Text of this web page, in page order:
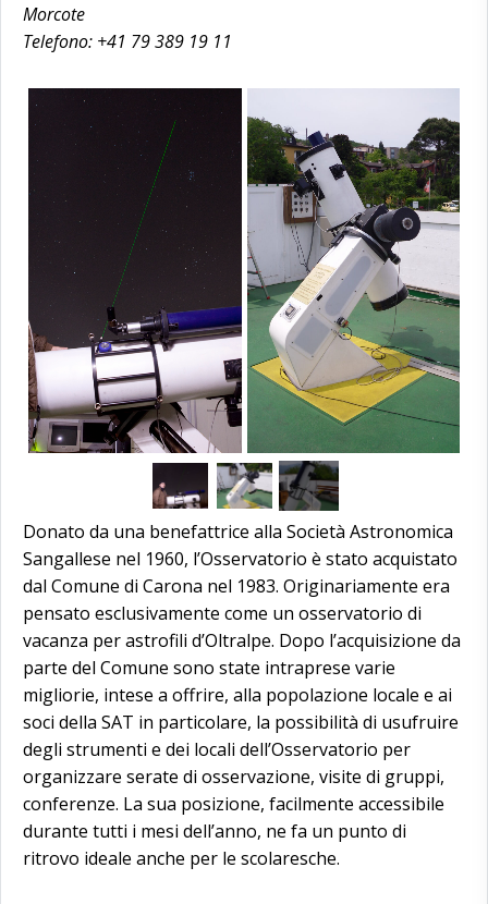
Morcote
Telefono: +41 79 389 19 11
Donato da una benefattrice alla Società Astronomica
Sangallese nel 1960, l’Osservatorio è stato acquistato
dal Comune di Carona nel 1983. Originariamente era
pensato esclusivamente come un osservatorio di
vacanza per astrofili d’Oltralpe. Dopo l’acquisizione da
parte del Comune sono state intraprese varie
migliorie, intese a offrire, alla popolazione locale e ai
soci della SAT in particolare, la possibilità di usufruire
degli strumenti e dei locali dell’Osservatorio per
organizzare serate di osservazione, visite di gruppi,
conferenze. La sua posizione, facilmente accessibile
durante tutti i mesi dell’anno, ne fa un punto di
ritrovo ideale anche per le scolaresche.